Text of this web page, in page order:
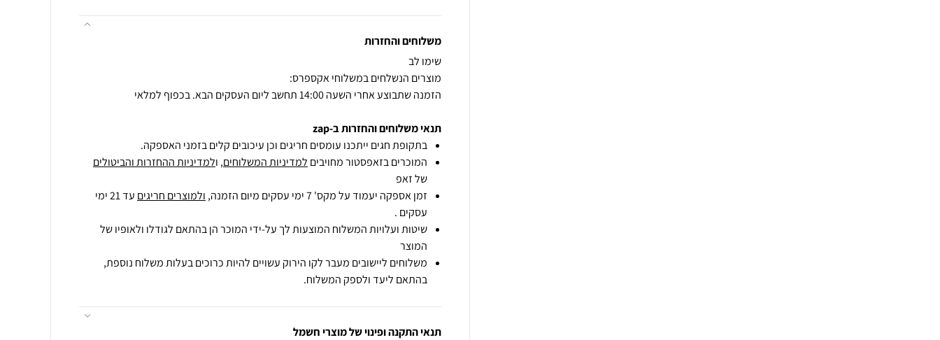
משלוחים והחזרות
הזמנה שתבוצע אחרי השעה 14:00 תחשב ליום העסקים הבא. בכפוף למלאי
תנאי משלוחים והחזרות ב-zap
בתקופת חגים ייתכנו עומסים חריגים וכן עיכובים קלים בזמני האספקה.
המוכרים בזאפסטור מחויבים למדיניות המשלוחים, ולמדיניות ההחזרות והביטולים
של זאפ
זמן אספקה יעמוד על מקס' 7 ימי עסקים מיום הזמנה,
ולמוצרים חריגים
עד 21 ימי
עסקים .
שיטות ועלויות המשלוח המוצעות לך על-ידי המוכר הן בהתאם לגודלו ולאופיו של
המוצר
משלוחים ליישובים מעבר לקו הירוק עשויים להיות כרוכים בעלות משלוח נוספת,
בהתאם ליעד ולספק המשלוח.
תנאי התקנה ופינוי של מוצרי חשמל